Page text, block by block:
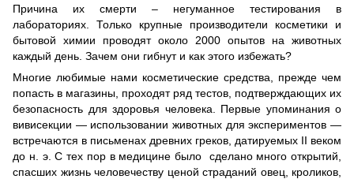
Причина их смерти – негуманное тестирования в
лабораториях. Только крупные производители косметики и
бытовой химии проводят около 2000 опытов на животных
каждый день. Зачем они гибнут и как этого избежать?
Многие любимые нами косметические средства, прежде чем
попасть в магазины, проходят ряд тестов, подтверждающих их
безопасность для здоровья человека. Первые упоминания о
вивисекции — использовании животных для экспериментов —
встречаются в письменах древних греков, датируемых II веком
до н. э. С тех пор в медицине было сделано много открытий,
спасших жизнь человечеству ценой страданий овец, кроликов,